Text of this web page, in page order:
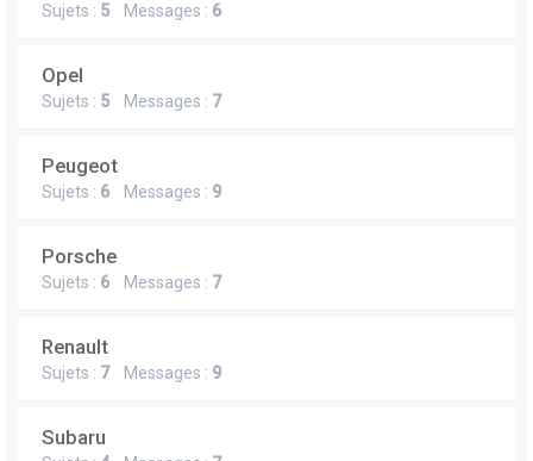
Sujets : 5 Messages : 6
Opel
Sujets : 5 Messages : 7
Peugeot
Sujets : 6 Messages : 9
Porsche
Sujets : 6 Messages : 7
Renault
Sujets : 7Messages : 9
Subaru